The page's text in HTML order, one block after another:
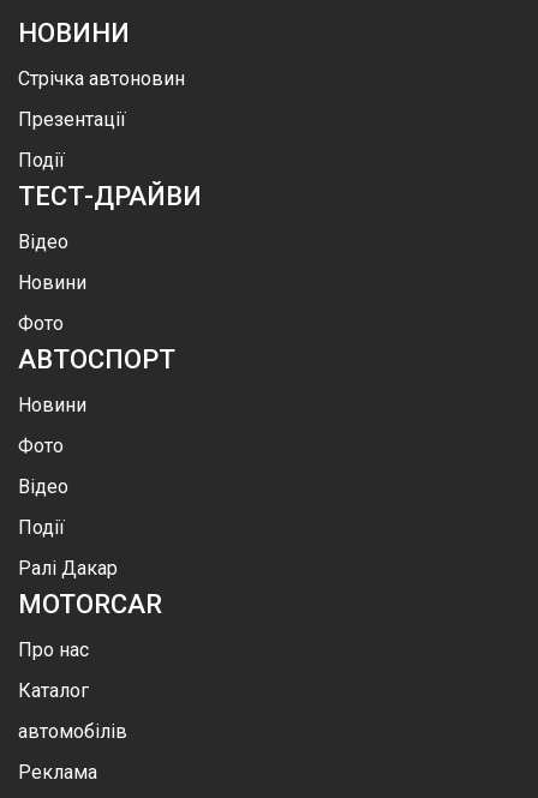
НОВИНИ
Стрічка автоновин
Презентації
Події
ТЕСТ-ДРАЙВИ
Відео
Новини
Фото
АВТОСПОРТ
Новини
Фото
Відео
Події
Ралі Дакар
MOTORCAR
Про нас
Каталог
автомобілів
Реклама